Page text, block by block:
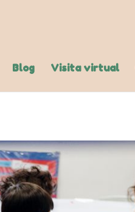
Blog Visita virtual